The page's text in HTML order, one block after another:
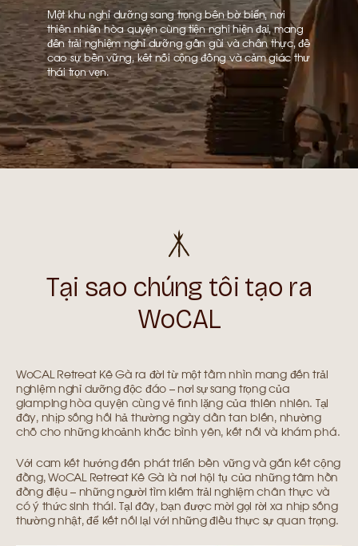
Một khu nghỉ dưỡng sang trọng bên bờ biển, nơi
thiên nhiên hòa quyện cùng tiện nghi hiện đại, mang
đến trải nghiệm nghỉ dưỡng gần gũi và chân thực, đề
cao sự bền vững, kết nối cộng đồng và cảm giác thư
thái trọn vẹn.
Tại sao chúng tôi tạo ra
WoCAL
WoCAL Retreat Kê Gà ra đời từ một tầm nhìn mang đến trải
nghiệm nghỉ dưỡng độc đáo – nơi sự sang trọng của
glamping hòa quyện cùng vẻ tĩnh lặng của thiên nhiên. Tại
đây, nhịp sống hối hả thường ngày dần tan biến, nhường
chỗ cho những khoảnh khắc bình yên, kết nối và khám phá.
Với cam kết hướng đến phát triển bền vững và gắn kết cộng
đồng, WoCAL Retreat Kê Gà là nơi hội tụ của những tâm hồn
đồng điệu – những người tìm kiếm trải nghiệm chân thực và
có ý thức sinh thái. Tại đây, bạn được mời gọi rời xa nhịp sống
thường nhật, để kết nối lại với những điều thực sự quan trọng.